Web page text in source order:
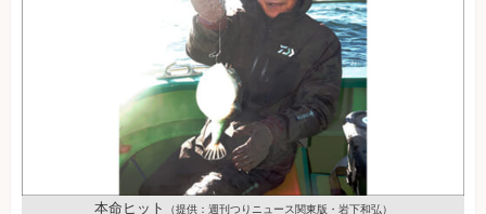
本命ヒット （提供：週刊つりニュース関東版・岩下和弘）